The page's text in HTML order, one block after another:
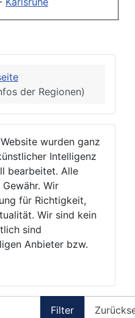
der Regionen)
wurden ganz
Intelligenz
bearbeitet. Alle
Wir
für Richtigkeit,
Wir sind kein
sind
Anbieter bzw.
Filter